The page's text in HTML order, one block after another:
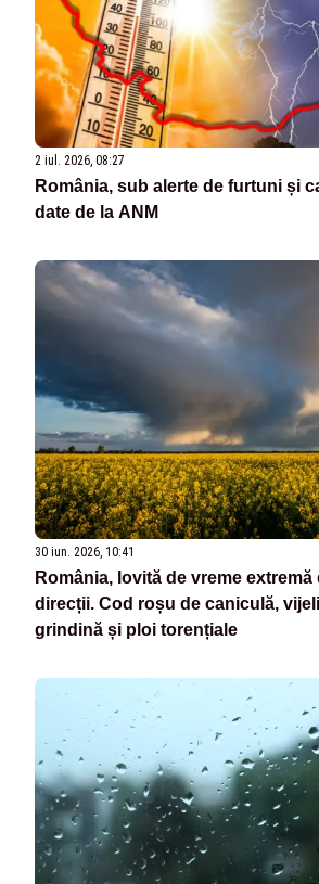
2 iul. 2026, 08:27
România, sub alerte de furtuni și
date de la ANM
30 iun. 2026, 10:41
România, lovită de vreme
direcții. Cod roșu de caniculă,
grindină și ploi torențiale